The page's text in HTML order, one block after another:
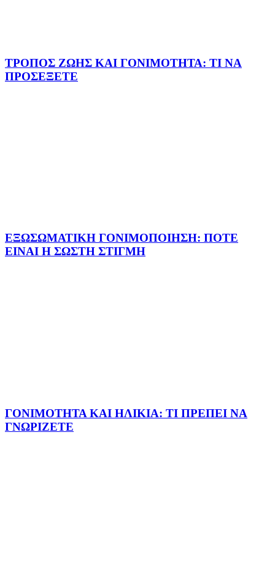
ΤΡΟΠΟΣ ΖΩΗΣ ΚΑΙ ΓΟΝΙΜΟΤΗΤΑ: ΤΙ ΝΑ
ΠΡΟΣΕΞΕΤΕ
ΕΞΩΣΩΜΑΤΙΚΗ ΓΟΝΙΜΟΠΟΙΗΣΗ: ΠΟΤΕ
ΕΙΝΑΙ Η ΣΩΣΤΗ ΣΤΙΓΜΗ
ΓΟΝΙΜΟΤΗΤΑ ΚΑΙ ΗΛΙΚΙΑ: ΤΙ ΠΡΕΠΕΙ ΝΑ
ΓΝΩΡΙΖΕΤΕ